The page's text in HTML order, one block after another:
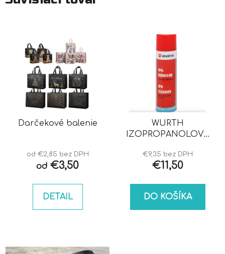
Darčekové balenie
od €2,85 bez DPH
od €3,50
DETAIL
WURTH
IZOPROPANOLOVÝ
€9,35 bez DPH
€11,50
DO KOŠÍKA